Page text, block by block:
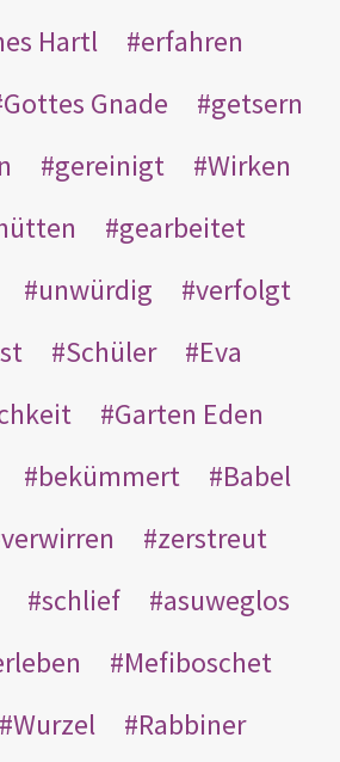
Hartl
erfahren
Gottes Gnade
getsern
gereinigt
Wirken
gearbeitet
unwürdig
verfolgt
Schüler
Eva
Garten Eden
bekümmert
Babel
verwirren
zerstreut
schlief
asuweglos
Mefiboschet
Wurzel
Rabbiner